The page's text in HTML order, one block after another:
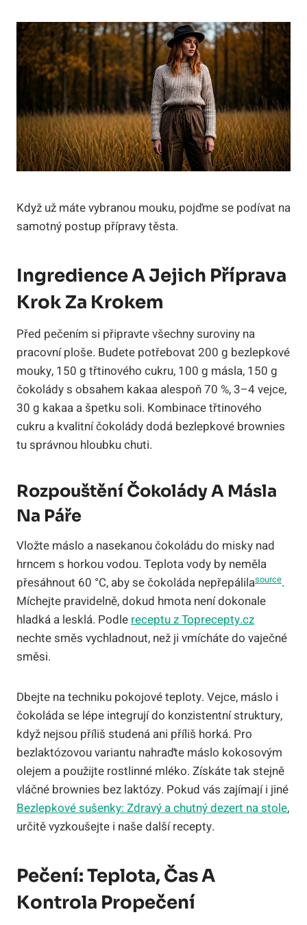
Když už máte vybranou mouku, pojďme se podívat na
samotný postup přípravy těsta.
Ingredience A Jejich Příprava
Krok Za Krokem
Před pečením si připravte všechny suroviny na
pracovní ploše. Budete potřebovat 200 g bezlepkové
mouky, 150 g třtinového cukru, 100 g másla, 150 g
čokolády s obsahem kakaa alespoň 70 %, 3–4 vejce,
30 g kakaa a špetku soli. Kombinace třtinového
cukru a kvalitní čokolády dodá bezlepkové brownies
tu správnou hloubku chuti.
Rozpouštění Čokolády A Másla
Na Páře
Vložte máslo a nasekanou čokoládu do misky nad
hrncem s horkou vodou. Teplota vody by neměla
přesáhnout 60 °C, aby se čokoláda nepřepálilasource.
Míchejte pravidelně, dokud hmota není dokonale
hladká a lesklá. Podlereceptu z Toprecepty.cz
nechte směs vychladnout, než ji vmícháte do vaječné
směsi.
Dbejte na techniku pokojové teploty. Vejce, máslo i
čokoláda se lépe integrují do konzistentní struktury,
když nejsou příliš studená ani příliš horká. Pro
bezlaktózovou variantu nahraďte máslo kokosovým
olejem a použijte rostlinné mléko. Získáte tak stejně
vláčné brownies bez laktózy. Pokud vás zajímají i jiné
Bezlepkové sušenky: Zdravý a chutný dezert na stole,
určitě vyzkoušejte i naše další recepty.
Pečení: Teplota, Čas A
Kontrola Propečení